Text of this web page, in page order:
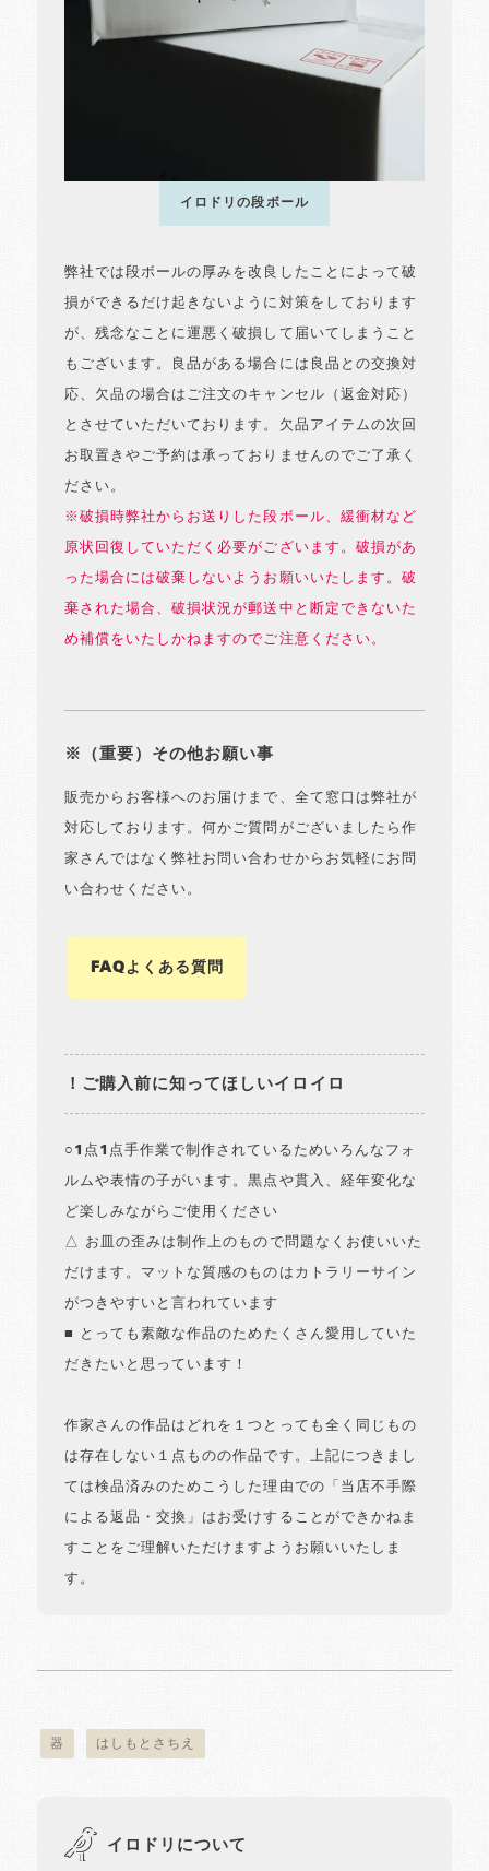
イロドリの段ボール
弊社では段ボールの厚みを改良したことによって破
損ができるだけ起きないように対策をしております
が、残念なことに運悪く破損して届いてしまうこと
もございます。良品がある場合には良品との交換対
応、欠品の場合はご注文のキャンセル（返金対応）
とさせていただいております。欠品アイテムの次回
お取置きやご予約は承っておりませんのでご了承く
ださい。
※破損時弊社からお送りした段ボール、緩衝材など
原状回復していただく必要がございます。破損があ
った場合には破棄しないようお願いいたします。破
棄された場合、破損状況が郵送中と断定できないた
め補償をいたしかねますのでご注意ください。
※（重要）その他お願い事
販売からお客様へのお届けまで、全て窓口は弊社が
対応しております。何かご質問がございましたら作
家さんではなく弊社お問い合わせからお気軽にお問
い合わせください。
FAQよくある質問
！ご購入前に知ってほしいイロイロ
○1点1点手作業で制作されているためいろんなフォ
ルムや表情の子がいます。黒点や貫入、経年変化な
ど楽しみながらご使用ください
△ お皿の歪みは制作上のもので問題なくお使いいた
だけます。マットな質感のものはカトラリーサイン
がつきやすいと言われています
■ とっても素敵な作品のためたくさん愛用していた
だきたいと思っています！
作家さんの作品はどれを１つとっても全く同じもの
は存在しない１点ものの作品です。上記につきまし
ては検品済みのためこうした理由での「当店不手際
による返品・交換」はお受けすることができかねま
すことをご理解いただけますようお願いいたしま
す。
器 はしもとさちえ
イロドリについて